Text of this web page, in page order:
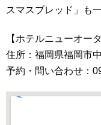
スマスブレッド」も
【ホテルニューオー
住所：福岡県福岡市
予約・問い合わせ：